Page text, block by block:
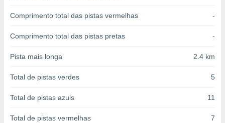
estudos
1199
Comprimento total das pistas vermelhas -
Comprimento total das pistas pretas -
Pista mais longa 2.4 km
Total de pistas verdes 5
Total de pistas azuis 11
Total de pistas vermelhas 7